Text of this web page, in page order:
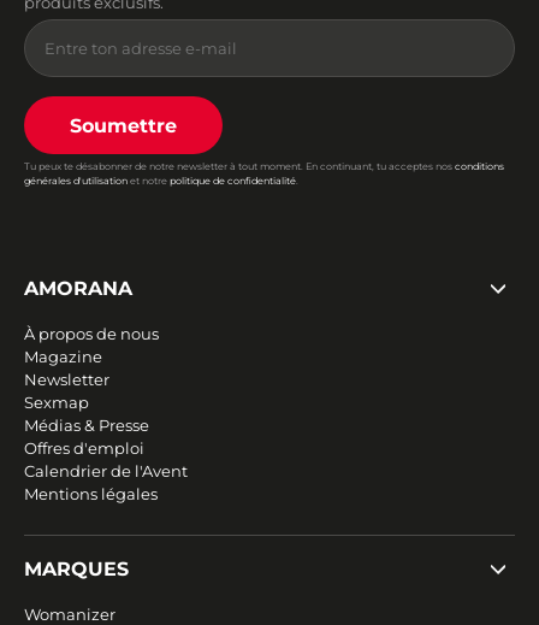
Soumettre
Tu peux te désabonner de notre newsletter à tout moment. En continuant, tu acceptes nos conditions
générales d'utilisation et notre politique de confidentialité.
AMORANA
À propos de nous
Magazine
Newsletter
Sexmap
Médias & Presse
Offres d'emploi
Calendrier de l'Avent
Mentions légales
MARQUES
Womanizer